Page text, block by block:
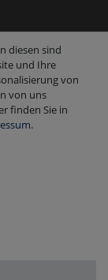
diesen sind
und Ihre
von
von uns
finden Sie in
.